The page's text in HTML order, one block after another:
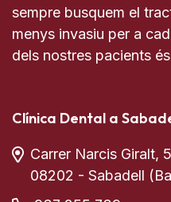
sempre busquem el
menys invasiu per a
dels nostres pacients
Clínica Dental a
Carrer Narcis Giralt,
08202 - Sabadell